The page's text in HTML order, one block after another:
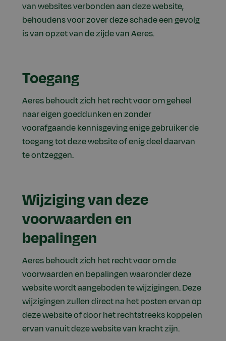
van websites verbonden aan deze website,
behoudens voor zover deze schade een gevolg
is van opzet van de zijde van Aeres.
Toegang
Aeres behoudt zich het recht voor om geheel
naar eigen goeddunken en zonder
voorafgaande kennisgeving enige gebruiker de
toegang tot deze website of enig deel daarvan
te ontzeggen.
Wijziging van deze
voorwaarden en
bepalingen
Aeres behoudt zich het recht voor om de
voorwaarden en bepalingen waaronder deze
website wordt aangeboden te wijzigingen. Deze
wijzigingen zullen direct na het posten ervan op
deze website of door het rechtstreeks koppelen
ervan vanuit deze website van kracht zijn.